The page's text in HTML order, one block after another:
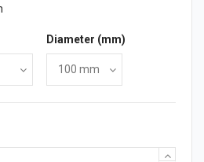
Diameter (mm)